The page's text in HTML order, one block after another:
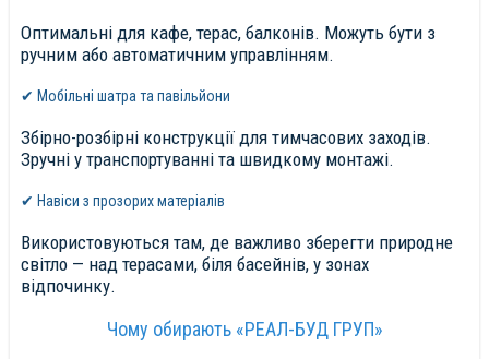
Оптимальні для кафе, терас, балконів. Можуть бути з
ручним або автоматичним управлінням.
✔ Мобільні шатра та павільйони
Збірно-розбірні конструкції для тимчасових заходів.
Зручні у транспортуванні та швидкому монтажі.
✔ Навіси з прозорих матеріалів
Використовуються там, де важливо зберегти природне
світло — над терасами, біля басейнів, у зонах
відпочинку.
Чому обирають «РЕАЛ-БУД ГРУП»